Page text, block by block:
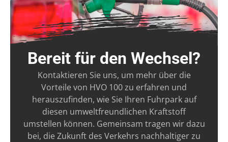
Bereit für den Wechsel?
Kontaktieren Sie uns, um mehr über die
Vorteile von HVO 100 zu erfahren und
herauszufinden, wie Sie Ihren Fuhrpark auf
diesen umweltfreundlichen Kraftstoff
umstellen können. Gemeinsam tragen wir dazu
bei, die Zukunft des Verkehrs nachhaltiger zu